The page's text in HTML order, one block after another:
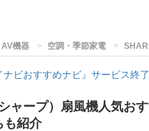
機器 空調・季節家電
ナビおすすめナビ』サービス終
ャープ）扇風機人気お
も紹介